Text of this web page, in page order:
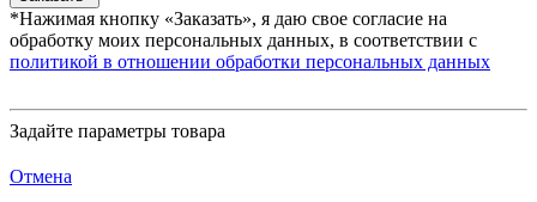
*Нажимая кнопку «Заказать», я даю свое согласие на
обработку моих персональных данных, в соответствии с
политикой в отношении обработки персональных данных
Задайте параметры товара
Отмена